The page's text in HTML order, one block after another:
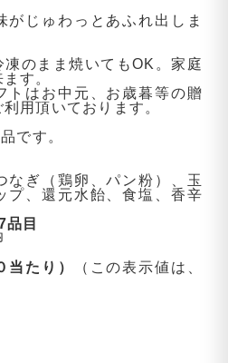
がじゅわっとあふれ出しま
のまま焼いてもOK。家庭
す。
トはお中元、お歳暮等の贈
用頂いております。
です。
なぎ（鶏卵、パン粉）、玉
プ、還元水飴、食塩、香辛
品目
当たり）
（この表示値は、